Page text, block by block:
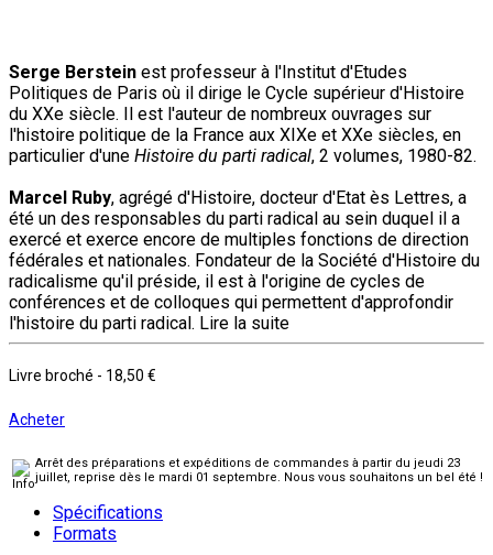
Serge Berstein est professeur à l'Institut d'Etudes
Politiques de Paris où il dirige le Cycle supérieur d'Histoire
du XXe siècle. Il est l'auteur de nombreux ouvrages sur
l'histoire politique de la France aux XIXe et XXe siècles, en
particulier d'une Histoire du parti radical, 2 volumes, 1980-82.
Marcel Ruby, agrégé d'Histoire, docteur d'Etat ès Lettres, a
été un des responsables du parti radical au sein duquel il a
exercé et exerce encore de multiples fonctions de direction
fédérales et nationales. Fondateur de la Société d'Histoire du
radicalisme qu'il préside, il est à l'origine de cycles de
conférences et de colloques qui permettent d'approfondir
l'histoire du parti radical. Lire la suite
Livre broché - 18,50 €
Acheter
Arrêt des préparations et expéditions de commandes à partir du jeudi 23
juillet, reprise dès le mardi 01 septembre. Nous vous souhaitons un bel été !
Spécifications
Formats